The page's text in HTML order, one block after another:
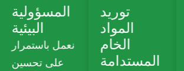
توريد
المواد
الخام
المستدامة
عمليات
إنتاج
صديقتان
أنظمة المياه